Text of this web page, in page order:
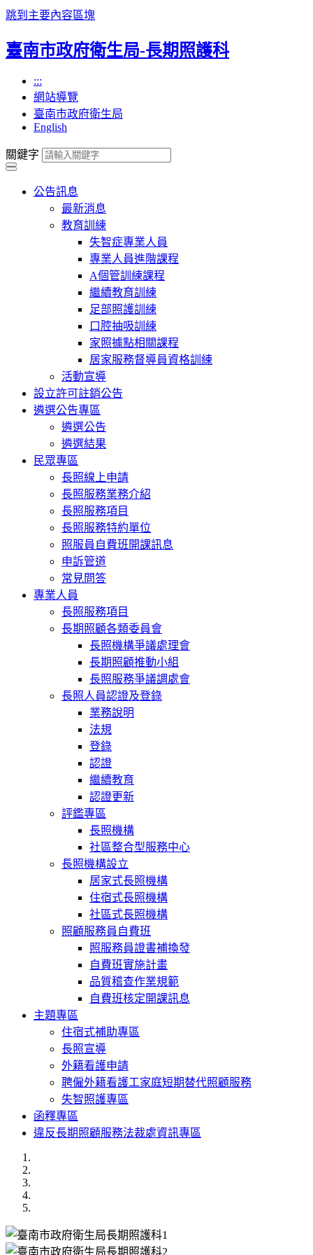
跳到主要內容區塊
臺南市政府衛生局-長期照護科
:::
網站導覽
臺南市政府衛生局
English
關鍵字
公告訊息
最新消息
教育訓練
失智症專業人員
專業人員進階課程
A個管訓練課程
繼續教育訓練
足部照護訓練
口腔抽吸訓練
家照據點相關課程
居家服務督導員資格訓練
活動宣導
設立許可註銷公告
遴選公告專區
遴選公告
遴選結果
民眾專區
長照線上申請
長照服務業務介紹
長照服務項目
長照服務特約單位
照服員自費班開課訊息
申訴管道
常見問答
專業人員
長照服務項目
長期照顧各類委員會
長照機構爭議處理會
長期照顧推動小組
長照服務爭議調處會
長照人員認證及登錄
業務說明
法規
登錄
認證
繼續教育
認證更新
評鑑專區
長照機構
社區整合型服務中心
長照機構設立
居家式長照機構
住宿式長照機構
社區式長照機構
照顧服務員自費班
照服務員證書補換發
自費班實施計畫
品質稽查作業規範
自費班核定開課訊息
主題專區
住宿式補助專區
長照宣導
外籍看護申請
聘僱外籍看護工家庭短期替代照顧服務
失智照護專區
函釋專區
違反長期照顧服務法裁處資訊專區